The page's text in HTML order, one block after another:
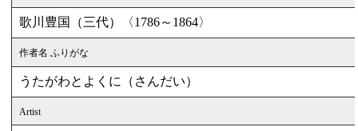
歌川豊国（三代）〈1786～1864〉
作者名 ふりがな
うたがわとよくに（さんだい）
Artist